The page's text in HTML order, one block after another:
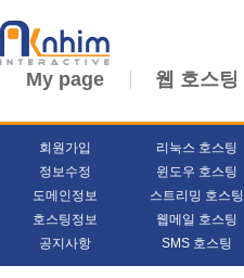
My page 웹 호스팅
회원가입
정보수정
도메인정보
호스팅정보
공지사항
리눅스 호스팅
윈도우 호스팅
스트리밍 호스팅
웹메일 호스팅
SMS 호스팅